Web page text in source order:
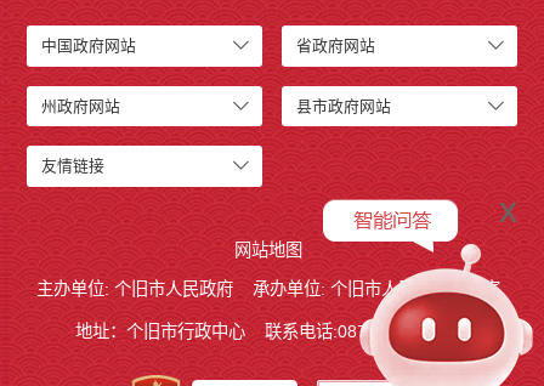
中国政府网站 省政府网站
州政府网站 县市政府网站
友情链接
网站地图
主办单位: 个旧市人民政府
承办单位: 个旧市人民政府办公室
地址：个旧市行政中心 联系电话:0873－2123215
x